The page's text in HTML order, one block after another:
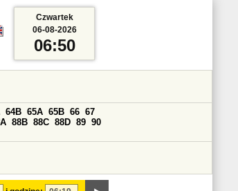
64B 65A 65B 66 67
88B 88C 88D 89 90
Czwartek
06-08-2026
06:50